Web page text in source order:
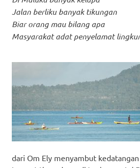
Jalan berliku banyak tikungan
Biar orang mau bilang apa
Masyarakat adat penyelamat
dari Om Ely menyambut